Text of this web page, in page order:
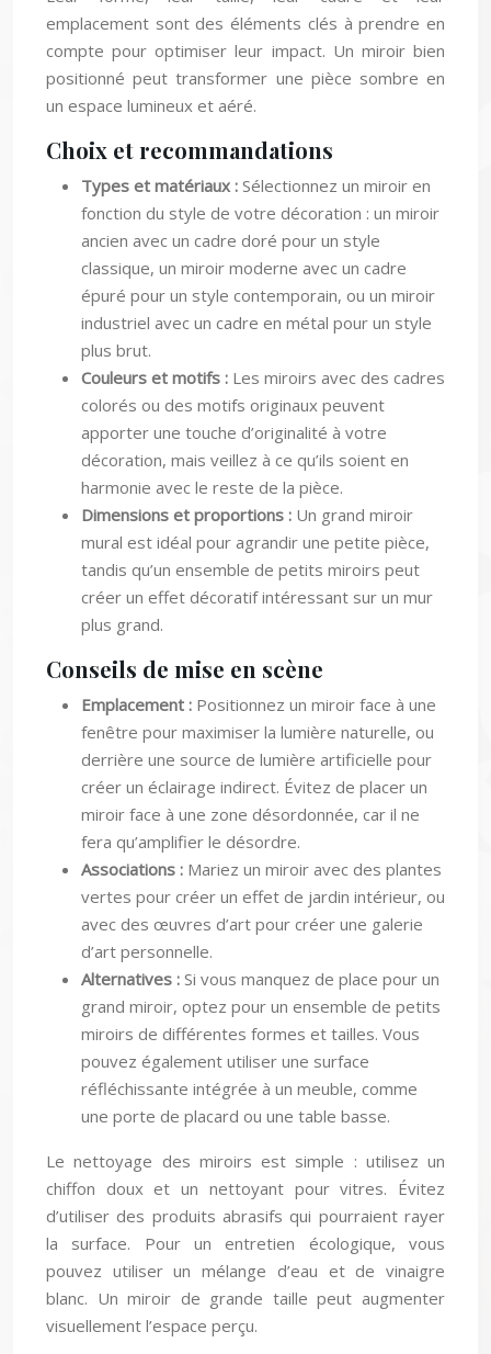
emplacement sont des éléments clés à prendre en
compte pour optimiser leur impact. Un miroir bien
positionné peut transformer une pièce sombre en
un espace lumineux et aéré.
fonction du style de votre décoration : un miroir
ancien avec un cadre doré pour un style
classique, un miroir moderne avec un cadre
épuré pour un style contemporain, ou un miroir
industriel avec un cadre en métal pour un style
plus brut.
Couleurs et motifs :
colorés ou des motifs originaux peuvent
apporter une touche d’originalité à votre
décoration, mais veillez à ce qu’ils soient en
harmonie avec le reste de la pièce.
Dimensions et proportions : Un grand miroir
mural est idéal pour agrandir une petite pièce,
tandis qu’un ensemble de petits miroirs peut
créer un effet décoratif intéressant sur un mur
plus grand.
fenêtre pour maximiser la lumière naturelle, ou
derrière une source de lumière artificielle pour
créer un éclairage indirect. Évitez de placer un
miroir face à une zone désordonnée, car il ne
fera qu’amplifier le désordre.
Associations :Mariez un miroir avec des plantes
vertes pour créer un effet de jardin intérieur, ou
avec des œuvres d’art pour créer une galerie
d’art personnelle.
Alternatives :Si vous manquez de place pour un
grand miroir, optez pour un ensemble de petits
miroirs de différentes formes et tailles. Vous
pouvez également utiliser une surface
réfléchissante intégrée à un meuble, comme
une porte de placard ou une table basse.
chiffon doux et un nettoyant pour vitres. Évitez
d’utiliser des produits abrasifs qui pourraient rayer
la surface. Pour un entretien écologique, vous
pouvez utiliser un mélange d’eau et de vinaigre
blanc. Un miroir de grande taille peut augmenter
visuellement l’espace perçu.